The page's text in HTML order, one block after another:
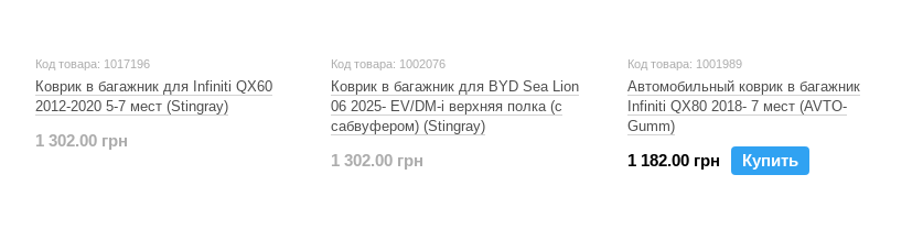
Код товара: 1017196
Коврик в багажник для Infiniti QX60
2012-2020 5-7 мест (Stingray)
1 302.00 грн
Код товара: 1002076
Коврик в багажник для BYD Sea Lion
06 2025- EV/DM-i верхняя полка (с
сабвуфером) (Stingray)
1 302.00 грн
Код товара: 1001989
Автомобильный коврик в багажник
Infiniti QX80 2018- 7 мест (AVTO-
Gumm)
1 182.00 грн Купить